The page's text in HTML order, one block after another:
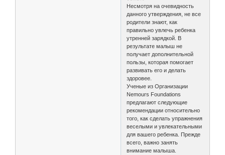
Несмотря на очевидность
данного утверждения, не все
родители знают, как
правильно увлечь ребенка
утренней зарядкой. В
результате малыш не
получает дополнительной
пользы, которая помогает
развивать его и делать
здоровее.
Ученые из Организации
Nemours Foundations
предлагают следующие
рекомендации относительно
того, как сделать упражнения
веселыми и увлекательными
для вашего ребенка. Прежде
всего, важно занять
внимание малыша.